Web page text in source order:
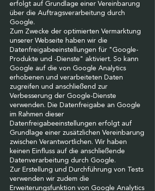
erfolgt auf Grundlage einer Vereinbarung
über die Auftragsverarbeitung durch
Google.
Zum Zwecke der optimierten Vermarktung
unserer Webseite haben wir die
Datenfreigabeeinstellungen für "Google-
Produkte und -Dienste" aktiviert. So kann
Google auf die von Google Analytics
erhobenen und verarbeiteten Daten
zugreifen und anschließend zur
Verbesserung der Google-Dienste
verwenden. Die Datenfreigabe an Google
im Rahmen dieser
Datenfreigabeeinstellungen erfolgt auf
Grundlage einer zusätzlichen Vereinbarung
zwischen Verantwortlichen. Wir haben
keinen Einfluss auf die anschließende
Datenverarbeitung durch Google.
Zur Erstellung und Durchführung von Tests
verwenden wir zudem die
Erweiterungsfunktion von Google Analytics